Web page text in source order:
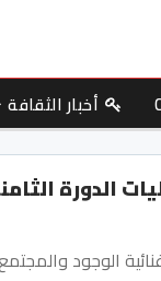
أخبار الثقافة
الدورة
الوجود